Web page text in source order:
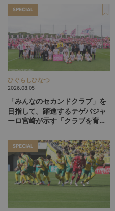
SPECIAL
ひぐらしひなつ
2026.08.05
「みんなのセカンドクラブ」を
目指して。躍進するテゲバジャ
ーロ宮崎が示す「クラブを育て
SPECIAL